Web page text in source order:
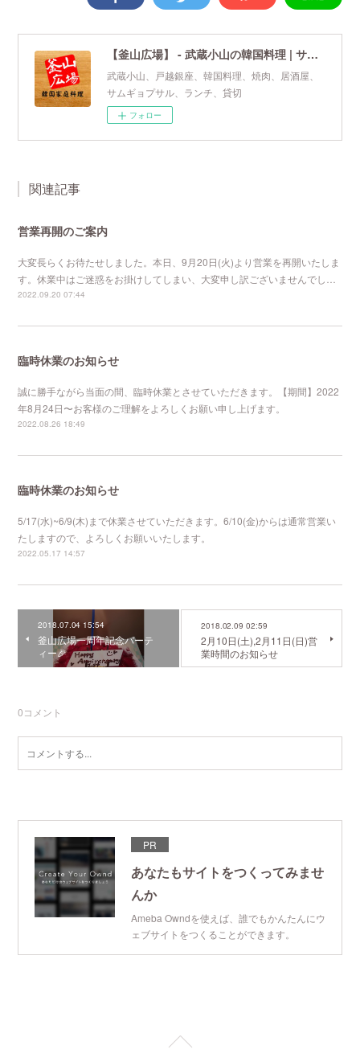
【釜山広場】 - 武蔵小山の韓国料理 | サムギョプサル | 焼肉
武蔵小山、戸越銀座、韓国料理、焼肉、居酒屋、
サムギョプサル、ランチ、貸切
フォロー
関連記事
営業再開のご案内
大変長らくお待たせしました。本日、9月20日(火)より営業を再開いたしま
す。休業中はご迷惑をお掛けしてしまい、大変申し訳ございませんでし…
2022.09.20 07:44
臨時休業のお知らせ
誠に勝手ながら当面の間、臨時休業とさせていただきます。【期間】2022
年8月24日〜お客様のご理解をよろしくお願い申し上げます。
2022.08.26 18:49
臨時休業のお知らせ
5/17(水)~6/9(木)まで休業させていただきます。6/10(金)からは通常営業い
たしますので、よろしくお願いいたします。
2022.05.17 14:57
2018.07.04 15:54
釜山広場一周年記念パーテ
ィー🎉
2018.02.09 02:59
2月10日(土),2月11日(日)営
業時間のお知らせ
0コメント
PR
あなたもサイトをつくってみませ
んか
Ameba Owndを使えば、誰でもかんたんにウ
ェブサイトをつくることができます。